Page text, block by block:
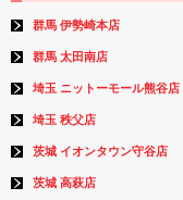
群馬 伊勢崎本店
群馬 太田南店
埼玉 ニットーモール熊谷店
埼玉 秩父店
茨城 イオンタウン守谷店
茨城 高萩店